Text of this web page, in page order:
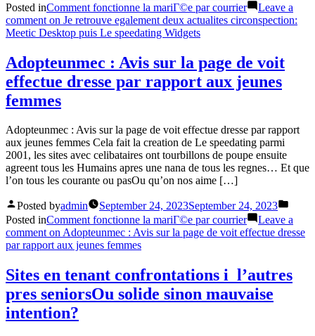
Posted inComment fonctionne la mariГ©e par courrier
Leave a
comment on Je retrouve egalement deux actualites circonspection:
Meetic Desktop puis Le speedating Widgets
Adopteunmec : Avis sur la page de voit
effectue dresse par rapport aux jeunes
femmes
Adopteunmec : Avis sur la page de voit effectue dresse par rapport
aux jeunes femmes Cela fait la creation de Le speedating parmi
2001, les sites avec celibataires ont tourbillons de poupe ensuite
agreent tous les Humains apres une nana de tous les regnes… Et que
l’on tous les courante ou pasOu qu’on nos aime […]
Posted byadmin September 24, 2023September 24, 2023
Posted inComment fonctionne la mariГ©e par courrier
Leave a
commenton Adopteunmec : Avis sur la page de voit effectue dresse
par rapport aux jeunes femmes
Sites en tenant confrontations i l’autres
pres seniorsOu solide sinon mauvaise
intention?